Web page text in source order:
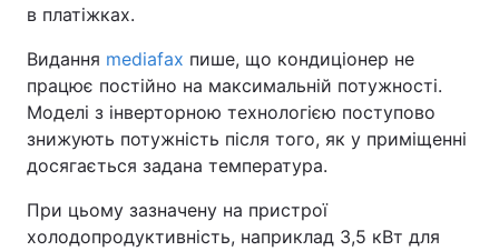
в платіжках.
Видання mediafax пише, що кондиціонер не
працює постійно на максимальній потужності.
Моделі з інверторною технологією поступово
знижують потужність після того, як у приміщенні
досягається задана температура.
При цьому зазначену на пристрої
холодопродуктивність, наприклад 3,5 кВт для